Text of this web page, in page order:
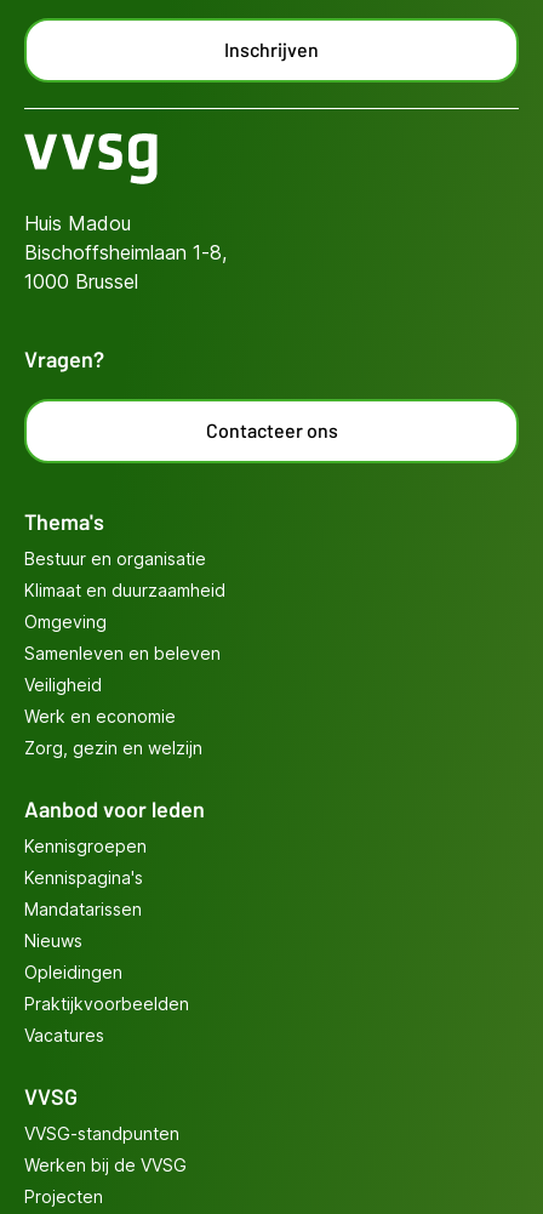
Inschrijven
Huis Madou
Bischoffsheimlaan 1-8,
1000 Brussel
Vragen?
Contacteer ons
Thema's
Bestuur en organisatie
Klimaat en duurzaamheid
Omgeving
Samenleven en beleven
Veiligheid
Werk en economie
Zorg, gezin en welzijn
Aanbod voor leden
Kennisgroepen
Kennispagina's
Mandatarissen
Nieuws
Opleidingen
Praktijkvoorbeelden
Vacatures
VVSG
VVSG-standpunten
Werken bij de VVSG
Projecten